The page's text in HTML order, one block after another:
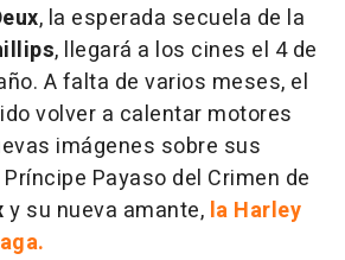
, la esperada secuela de la
, llegará a los cines el 4 de
A falta de varios meses, el
volver a calentar motores
imágenes sobre sus
Payaso del Crimen de
y su nueva amante, la Harley